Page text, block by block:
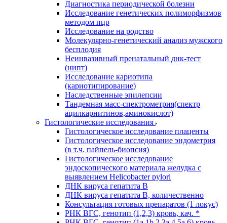
Диагностика периодической болезни
Исследование генетических полиморфизмов
методом пцр
Исследование на родство
Молекулярно-генетический анализ мужского
бесплодия
Неинвазивный пренатальный днк-тест
(нипт)
Исследование кариотипа
(кариотипирование)
Наследственные эпилепсии
Тандемная масс-спектрометрия(спектр
ацилкарнитинов,аминокислот)
Гистологические исследования
Гистологическое исследование плаценты
Гистологическое исследование эндометрия
(в т.ч. пайпель-биопсия)
Гистологическое исследование
эндоскопического материала желудка с
выявлением Helicobacter pylori
ДНК вируса гепатита B
ДНК вируса гепатита B, количественно
Консультация готовых препаратов (1 локус)
РНК ВГC, генотип (1,2,3) кровь, кач. *